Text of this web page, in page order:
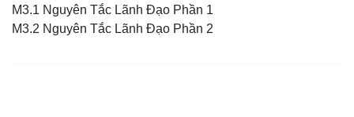
M3.1 Nguyên Tắc Lãnh Đạo Phần 1
M3.2 Nguyên Tắc Lãnh Đạo Phần 2